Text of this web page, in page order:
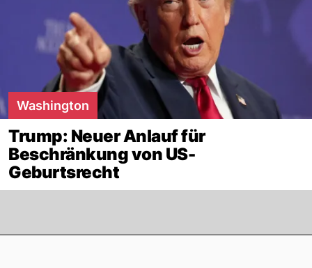
Washington
Trump: Neuer Anlauf für
Beschränkung von US-
Geburtsrecht